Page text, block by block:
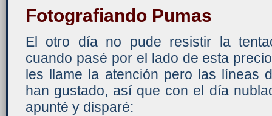
Fotografiando Pumas
El otro día no pude resistir la
cuando pasé por el lado de esta
les llame la atención pero las líneas
han gustado, así que con el día
apunté y disparé: